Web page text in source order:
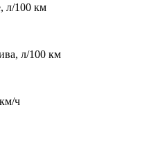
л/100 км
л/100 км
ч